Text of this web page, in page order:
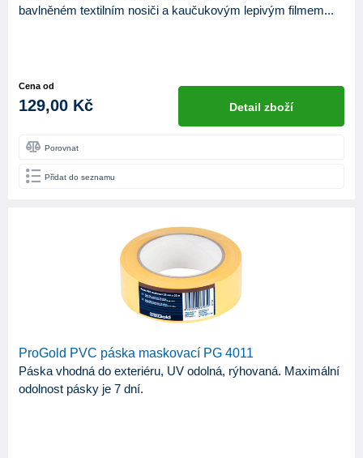
bavlněném textilním nosiči a kaučukovým lepivým filmem...
Cena od
129,00 Kč Detail zboží
Porovnat
Přidat do seznamu
ProGold PVC páska maskovací PG 4011
Páska vhodná do exteriéru, UV odolná, rýhovaná. Maximální
odolnost pásky je 7 dní.